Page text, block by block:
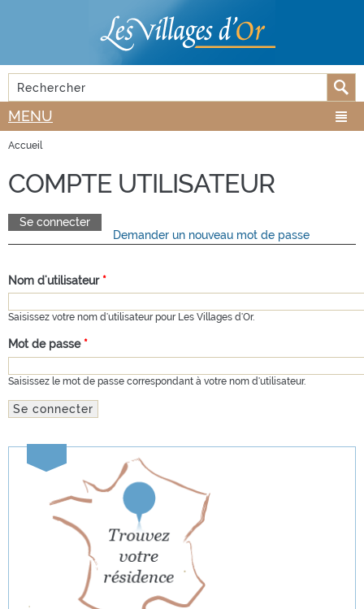
FORMULAIRE DE RECHERCHE
Rechercher
MENU
Accueil
COMPTE UTILISATEUR
ONGLETS PRINCIPAUX
Se connecter
Demander un nouveau mot de passe
Nom d'utilisateur *
Saisissez votre nom d'utilisateur pour Les Villages d'Or.
Mot de passe *
Saisissez le mot de passe correspondant à votre nom d'utilisateur.